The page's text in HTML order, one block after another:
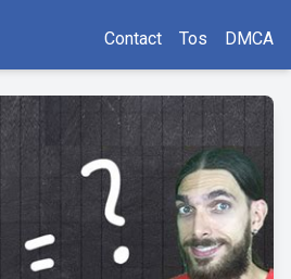
Contact Tos DMCA